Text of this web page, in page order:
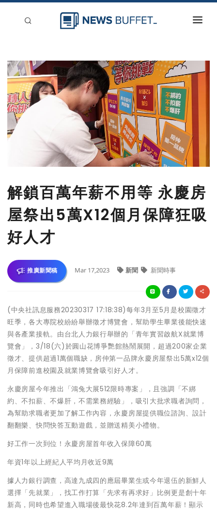
新聞稿分類
登入
刊登
解鎖百萬年薪不用等 永慶房
屋祭出5萬X12個月保障狂吸
好人才
推廣新聞稿 Mar 17,2023 新聞 新聞時事
(中央社訊息服務20230317 17:18:38)每年3月至5月是校園徵才
旺季，各大專院校紛紛舉辦徵才博覽會，幫助學生畢業後能快速
與各產業接軌。由台北人力銀行舉辦的「青年實習啟航X就業博
覽會」，3/18(六)於圓山花博爭艷館熱鬧展開，超過200家企業
徵才、提供超過1萬個職缺，房仲第一品牌永慶房屋祭出5萬x12個
月保障前進校園及就業博覽會吸引好人才。
永慶房屋今年推出「鴻兔大展512限時專案」，且強調「不綁
約、不扣薪、不爆肝，不需業務經驗」，吸引大批求職者詢問，
為幫助求職者更加了解工作內容，永慶房屋提供職位諮詢、設計
翻翻樂、快問快答互動遊戲，並贈送精美小禮物。
好工作一次到位！永慶房屋首年收入保障60萬
年資1年以上經紀人平均月收近9萬
據人力銀行調查，高達九成四的應屆畢業生或今年退伍的新鮮人
選擇「先就業」，找工作打算「先求有再求好」比例更是創十年
新高，同時也希望進入職場後最快花8.2年達到百萬年薪！顯示